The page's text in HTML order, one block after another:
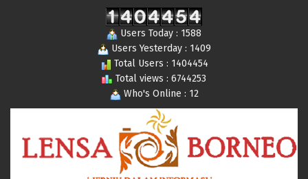
Users Today : 1588
Users Yesterday : 1409
Total Users : 1404454
Total views : 6744253
Who's Online : 12